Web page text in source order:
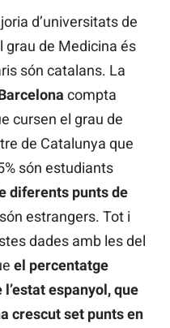
d’universitats de
grau de Medicina és
són catalans. La
compta
cursen el grau de
de Catalunya que
són estudiants
diferents punts de
estrangers. Tot i
dades amb les del
el percentatge
espanyol, que
crescut set punts en